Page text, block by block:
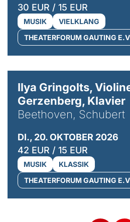
30 EUR / 15 EUR
MUSIK
VIELKLANG
THEATERFORUM GAUTING
Ilya Gringolts,
Gerzenberg, Klavier
Beethoven, Schubert
DI., 20. OKTOBER 2026
42 EUR / 15 EUR
MUSIK
KLASSIK
THEATERFORUM GAUTING